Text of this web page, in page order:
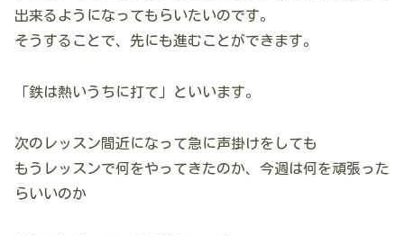
出来るようになってもらいたいのです。
そうすることで、先にも進むことができます。
「鉄は熱いうちに打て」といいます。
次のレッスン間近になって急に声掛けをしても
もうレッスンで何をやってきたのか、今週は何を頑張った
らいいのか